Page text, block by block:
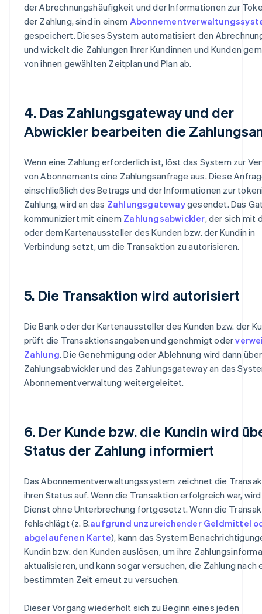
der Abrechnungshäufigkeit und der Informationen zur
der Zahlung, sind in einem
gespeichert. Dieses System automatisiert den
und wickelt die Zahlungen Ihrer Kundinnen und Kunden
von ihnen gewählten Zeitplan und Plan ab.
4. Das Zahlungsgateway und der
Abwickler bearbeiten die
Wenn eine Zahlung erforderlich ist, löst das System zur
von Abonnements eine Zahlungsanfrage aus. Diese
einschließlich des Betrags und der Informationen zur
Zahlung, wird an das Zahlungsgatewaygesendet. Das
kommuniziert mit einem Zahlungsabwickler, der sich mit
oder dem Kartenaussteller des Kunden bzw. der Kundin in
Verbindung setzt, um die Transaktion zu autorisieren.
5. Die Transaktion wird autorisiert
Die Bank oder der Kartenaussteller des Kunden bzw. der
prüft die Transaktionsangaben und genehmigt oder
Zahlung. Die Genehmigung oder Ablehnung wird dann
Zahlungsabwickler und das Zahlungsgateway an das
Abonnementverwaltung weitergeleitet.
6. Der Kunde bzw. die Kundin wird
Status der Zahlung informiert
Das Abonnementverwaltungssystem zeichnet die
ihren Status auf. Wenn die Transaktion erfolgreich war,
Dienst ohne Unterbrechung fortgesetzt. Wenn die
fehlschlägt (z. B.aufgrund unzureichender Geldmittel
abgelaufenen Karte), kann das System
Kundin bzw. den Kunden auslösen, um ihre
aktualisieren, und kann sogar versuchen, die Zahlung nach
bestimmten Zeit erneut zu versuchen.
Dieser Vorgang wiederholt sich zu Beginn eines jeden